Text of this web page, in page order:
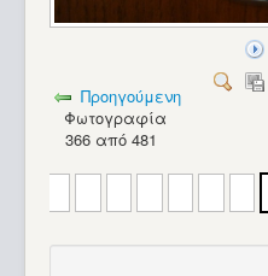
Προηγούμενη
Φωτογραφία
366 από 481